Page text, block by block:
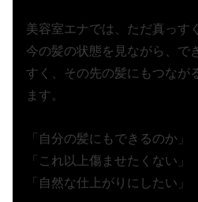
美容室エナでは、ただ真っす
今の髪の状態を見ながら、で
すく、その先の髪にもつなが
ます。
「自分の髪にもできるのか」
「これ以上傷ませたくない」
「自然な仕上がりにしたい」